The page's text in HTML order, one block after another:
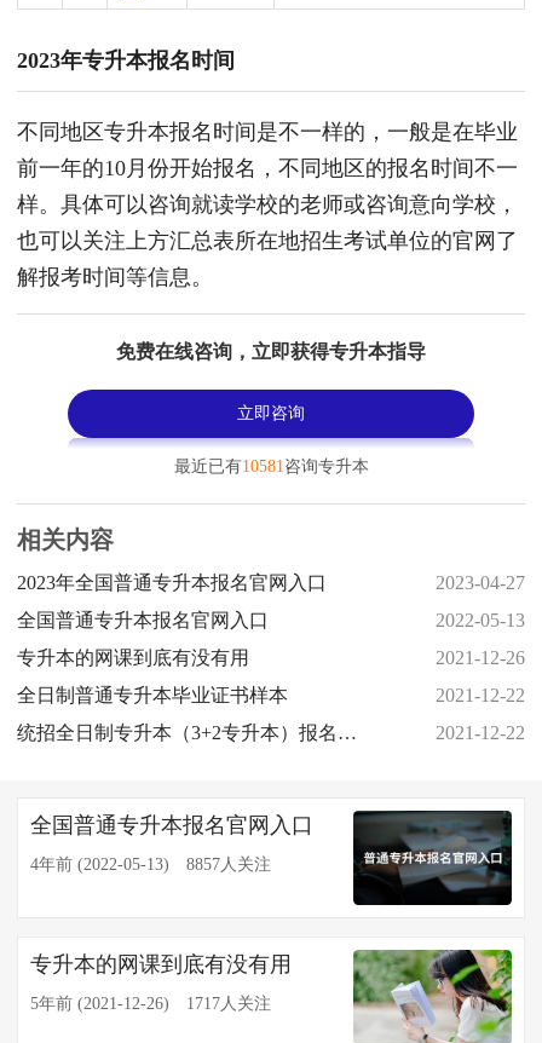
2023年专升本报名时间
不同地区专升本报名时间是不一样的，一般是在毕业
前一年的10月份开始报名，不同地区的报名时间不一
样。具体可以咨询就读学校的老师或咨询意向学校，
也可以关注上方汇总表所在地招生考试单位的官网了
解报考时间等信息。
免费在线咨询，立即获得专升本指导
立即咨询
最近已有10581 咨询专升本
相关内容
2023年全国普通专升本报名官网入口
2023-04-27
全国普通专升本报名官网入口
2022-05-13
专升本的网课到底有没有用
2021-12-26
全日制普通专升本毕业证书样本
2021-12-22
统招全日制专升本（3+2专升本）报名条件
2021-12-22
全国普通专升本报名官网入口
4年前 (2022-05-13) 8857人关注
专升本的网课到底有没有用
5年前 (2021-12-26) 1717人关注